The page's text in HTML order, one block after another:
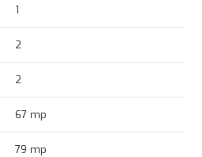
1
2
2
67 mp
79 mp